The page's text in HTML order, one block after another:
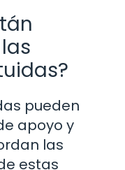
pueden
apoyo y
las
estas